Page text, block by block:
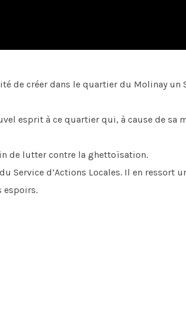
de créer dans le quartier du Molinay
esprit à ce quartier qui, à cause de
de lutter contre la ghettoïsation.
Service d’Actions Locales. Il en ressort
espoirs.